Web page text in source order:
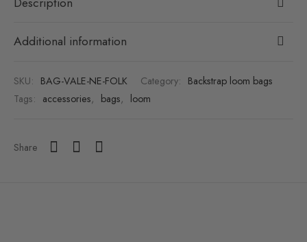
Additional information
SKU: BAG-VALE-NE-FOLK Category: Backstrap loom bags
Tags: accessories, bags, loom
Share